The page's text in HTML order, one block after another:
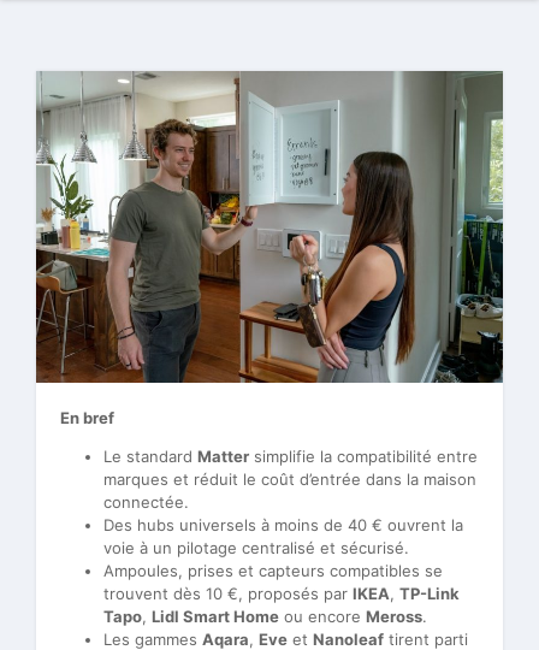
En bref
Le standard Matter simplifie la compatibilité entre
marques et réduit le coût d’entrée dans la maison
connectée.
Des hubs universels à moins de 40 € ouvrent la
voie à un pilotage centralisé et sécurisé.
Ampoules, prises et capteurs compatibles se
trouvent dès 10 €, proposés par IKEA, TP-Link
Tapo, Lidl Smart Home ou encore Meross.
Les gammes Aqara, Eve et Nanoleaf tirent parti